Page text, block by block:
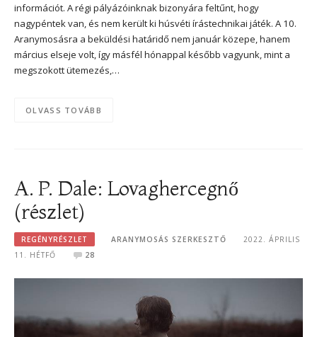
információt. A régi pályázóinknak bizonyára feltűnt, hogy
nagypéntek van, és nem került ki húsvéti írástechnikai játék. A 10.
Aranymosásra a beküldési határidő nem január közepe, hanem
március elseje volt, így másfél hónappal később vagyunk, mint a
megszokott ütemezés,…
OLVASS TOVÁBB
A. P. Dale: Lovaghercegnő
(részlet)
REGÉNYRÉSZLET ARANYMOSÁS SZERKESZTŐ
2022. ÁPRILIS
11. HÉTFŐ
28